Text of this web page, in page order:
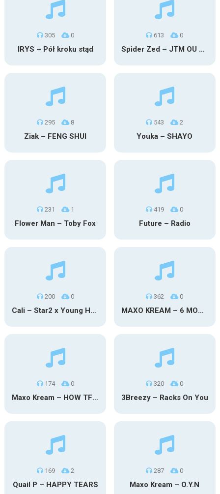
305 0
IRYS – Pół kroku stąd
613 0
Spider Zed – JTM OU TG
295 8
Ziak – FENG SHUI
543 2
Youka – SHAYO
231 1
Flower Man – Toby Fox
419 0
Future – Radio
200 0
Cali – Star2 x Young Henny
362 0
MAXO KREAM – 6 MONTHS CLEAN
174 0
Maxo Kream – HOW TF I’M LUCKY
320 0
3Breezy – Racks On You
169 2
Quail P – HAPPY TEARS
287 0
Maxo Kream – O.Y.N